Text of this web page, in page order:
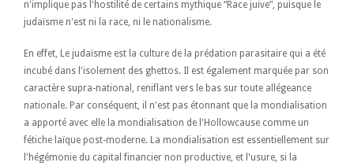
n'implique pas l'hostilité de certains mythique “Race juive”, puisque le
judaïsme n'est ni la race, ni le nationalisme.
En effet, Le judaïsme est la culture de la prédation parasitaire qui a été
incubé dans l'isolement des ghettos. Il est également marquée par son
caractère supra-national, reniflant vers le bas sur toute allégeance
nationale. Par conséquent, il n'est pas étonnant que la mondialisation
a apporté avec elle la mondialisation de l'Hollowcause comme un
fétiche laïque post-moderne. La mondialisation est essentiellement sur
l'hégémonie du capital financier non productive, et l'usure, si la